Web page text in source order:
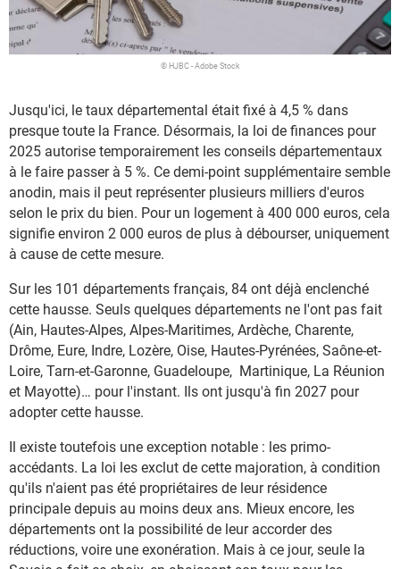
© HJBC - Adobe Stock
Jusqu'ici, le taux départemental était fixé à 4,5 % dans
presque toute la France. Désormais, la loi de finances pour
2025 autorise temporairement les conseils départementaux
à le faire passer à 5 %. Ce demi-point supplémentaire semble
anodin, mais il peut représenter plusieurs milliers d'euros
selon le prix du bien. Pour un logement à 400 000 euros, cela
signifie environ 2 000 euros de plus à débourser, uniquement
à cause de cette mesure.
Sur les 101 départements français, 84 ont déjà enclenché
cette hausse. Seuls quelques départements ne l'ont pas fait
(Ain, Hautes-Alpes, Alpes-Maritimes, Ardèche, Charente,
Drôme, Eure, Indre, Lozère, Oise, Hautes-Pyrénées, Saône-et-
Loire, Tarn-et-Garonne, Guadeloupe, Martinique, La Réunion
et Mayotte)… pour l'instant. Ils ont jusqu'à fin 2027 pour
adopter cette hausse.
Il existe toutefois une exception notable : les primo-
accédants. La loi les exclut de cette majoration, à condition
qu'ils n'aient pas été propriétaires de leur résidence
principale depuis au moins deux ans. Mieux encore, les
départements ont la possibilité de leur accorder des
réductions, voire une exonération. Mais à ce jour, seule la